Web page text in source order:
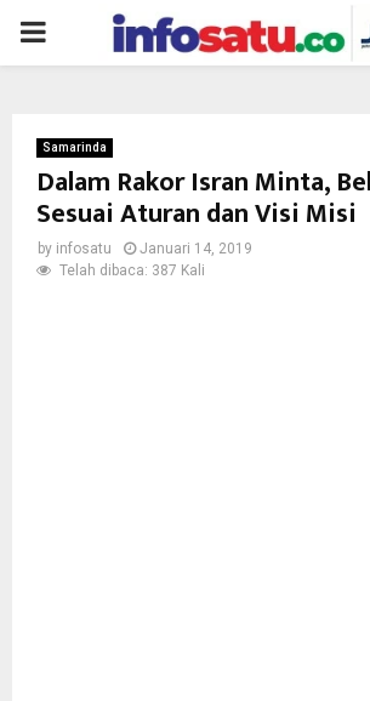
PRIMARY
Samarinda
Dalam Rakor Isran Minta,
Sesuai Aturan dan Visi Misi
by infosatu
Januari 14, 2019
Telah dibaca: 387 Kali